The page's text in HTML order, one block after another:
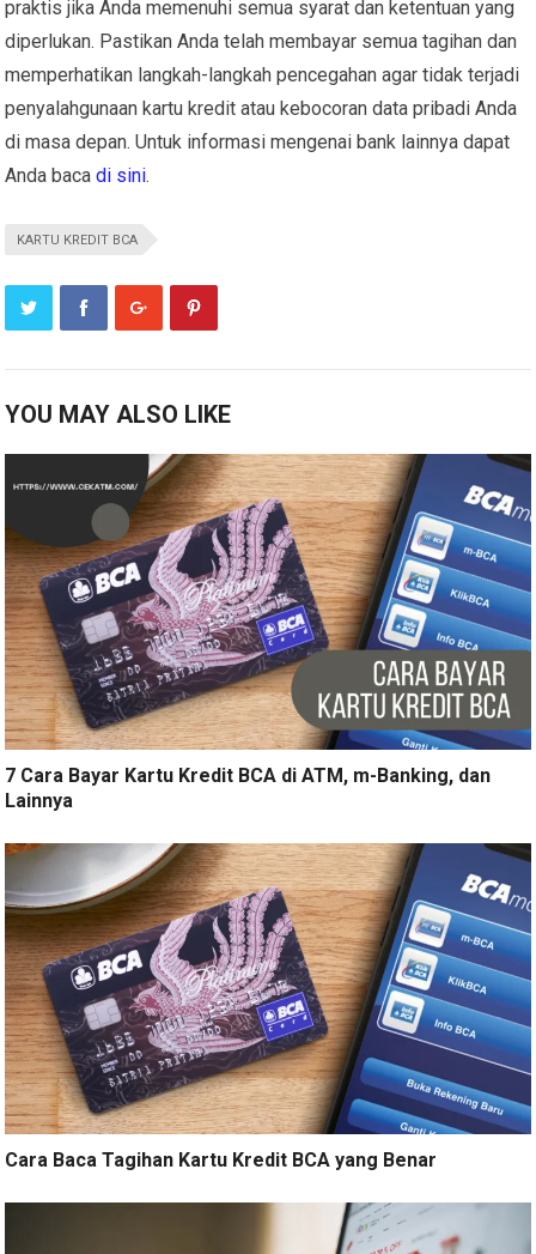
praktis jika Anda memenuhi semua syarat dan ketentuan yang
diperlukan. Pastikan Anda telah membayar semua tagihan dan
memperhatikan langkah-langkah pencegahan agar tidak terjadi
penyalahgunaan kartu kredit atau kebocoran data pribadi Anda
di masa depan. Untuk informasi mengenai bank lainnya dapat
Anda bacadi sini.
KARTU KREDIT BCA
YOU MAY ALSO LIKE
7 Cara Bayar Kartu Kredit BCA di ATM, m-Banking, dan
Lainnya
Cara Baca Tagihan Kartu Kredit BCA yang Benar